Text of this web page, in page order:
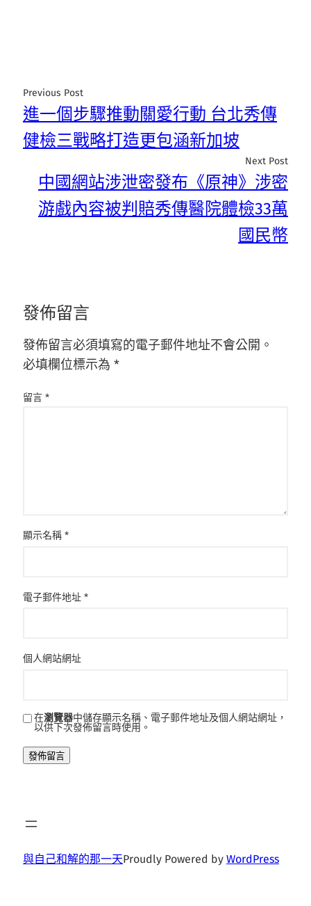
Previous Post
進一個步驟推動關愛行動 台北秀傳
健檢三戰略打造更包涵新加坡
Next Post
中國網站涉泄密發布《原神》涉密
游戲內容被判賠秀傳醫院體檢33萬
國民幣
發佈留言
發佈留言必須填寫的電子郵件地址不會公開。
必填欄位標示為 *
留言 *
顯示名稱 *
電子郵件地址 *
個人網站網址
在瀏覽器中儲存顯示名稱、電子郵件地址及個人網站網址，
以供下次發佈留言時使用。
與自己和解的那一天Proudly Powered by WordPress